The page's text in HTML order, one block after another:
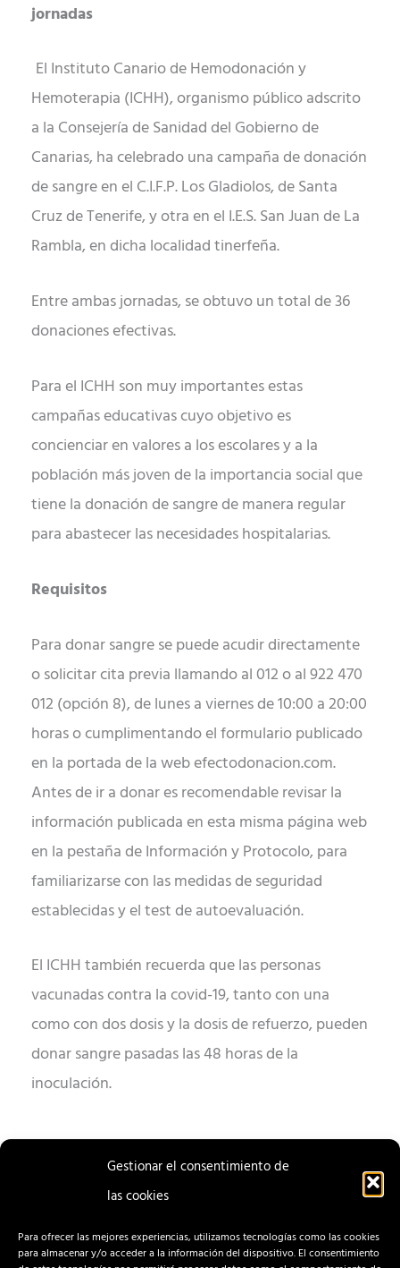
Gestionar el consentimiento de
las cookies
Para ofrecer las mejores experiencias, utilizamos tecnologías como las cookies
para almacenar y/o acceder a la información del dispositivo. El consentimiento
jornadas
El Instituto Canario de Hemodonación y
Hemoterapia (ICHH), organismo público adscrito
a la Consejería de Sanidad del Gobierno de
Canarias, ha celebrado una campaña de donación
de sangre en el C.I.F.P. Los Gladiolos, de Santa
Cruz de Tenerife, y otra en el I.E.S. San Juan de La
Rambla, en dicha localidad tinerfeña.
Entre ambas jornadas, se obtuvo un total de 36
donaciones efectivas.
Para el ICHH son muy importantes estas
campañas educativas cuyo objetivo es
concienciar en valores a los escolares y a la
población más joven de la importancia social que
tiene la donación de sangre de manera regular
para abastecer las necesidades hospitalarias.
Requisitos
Para donar sangre se puede acudir directamente
o solicitar cita previa llamando al 012 o al 922 470
012 (opción 8), de lunes a viernes de 10:00 a 20:00
horas o cumplimentando el formulario publicado
en la portada de la web efectodonacion.com.
Antes de ir a donar es recomendable revisar la
información publicada en esta misma página web
en la pestaña de Información y Protocolo, para
familiarizarse con las medidas de seguridad
establecidas y el test de autoevaluación.
El ICHH también recuerda que las personas
vacunadas contra la covid-19, tanto con una
como con dos dosis y la dosis de refuerzo, pueden
donar sangre pasadas las 48 horas de la
inoculación.
ENTRADA